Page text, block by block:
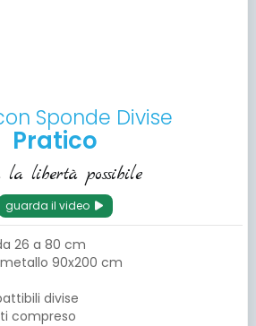
Sponde Divise
Pratico
la libertà possibile
guarda il video
26 a 80 cm
90x200 cm
divise
compreso